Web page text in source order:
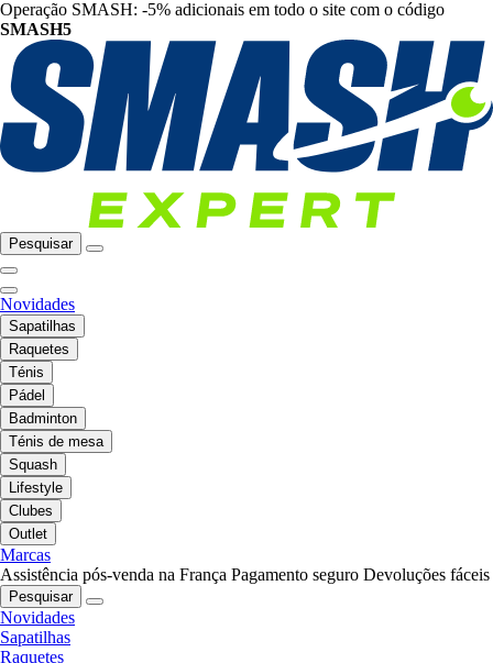
Operação SMASH: -5% adicionais em todo o site com o código
SMASH5
Pesquisar
Novidades
Sapatilhas
Raquetes
Ténis
Pádel
Badminton
Ténis de mesa
Squash
Lifestyle
Clubes
Outlet
Marcas
Assistência pós-venda na França Pagamento seguro Devoluções fáceis
Pesquisar
Novidades
Sapatilhas
Raquetes